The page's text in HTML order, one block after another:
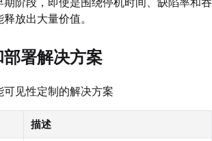
放出大量价值。
署解决方案
见性定制的解决方案
描述